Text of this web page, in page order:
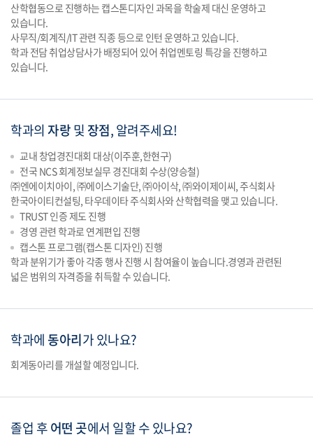
산학협동으로 진행하는 캡스톤디자인 과목을 학술제 대신 운영하고
있습니다.
사무직/회계직/IT 관련 직종 등으로 인턴 운영하고 있습니다.
학과 전담 취업상담사가 배정되어 있어 취업멘토링 특강을 진행하고
있습니다.
학과의자랑및 장점,알려주세요!
교내 창업경진대회 대상(이주훈,한현구)
전국 NCS 회계정보실무 경진대회 수상(양승철)
㈜엔에이치아이, ㈜에이스기술단, ㈜아이삭, ㈜와이제이씨, 주식회사
한국아이티컨설팅, 타우데이타 주식회사와 산학협력을 맺고 있습니다.
TRUST 인증 제도 진행
경영 관련 학과로 연계편입 진행
캡스톤 프로그램(캡스톤 디자인) 진행
학과 분위기가 좋아 각종 행사 진행 시 참여율이 높습니다.경영과 관련된
넓은 범위의 자격증을 취득할 수 있습니다.
학과에 동아리가있나요?
회계동아리를 개설할 예정입니다.
졸업 후어떤 곳에서 일할 수있나요?